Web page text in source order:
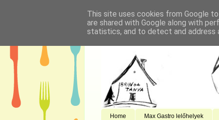
Home Max Gastro lelőhelyek
This site uses cookies from Google
are shared with Google along with
statistics, and to detect and address